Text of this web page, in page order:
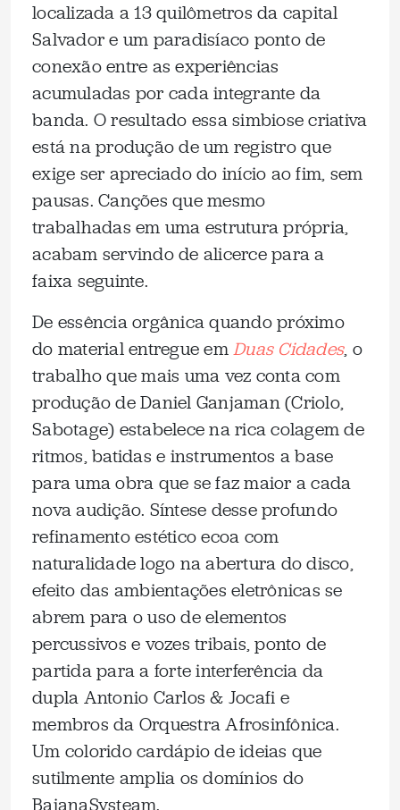
localizada a 13 quilômetros da capital
Salvador e um paradisíaco ponto de
conexão entre as experiências
acumuladas por cada integrante da
banda. O resultado essa simbiose criativa
está na produção de um registro que
exige ser apreciado do início ao fim, sem
pausas. Canções que mesmo
trabalhadas em uma estrutura própria,
acabam servindo de alicerce para a
faixa seguinte.
De essência orgânica quando próximo
do material entregue emDuas Cidades, o
trabalho que mais uma vez conta com
produção de Daniel Ganjaman (Criolo,
Sabotage) estabelece na rica colagem de
ritmos, batidas e instrumentos a base
para uma obra que se faz maior a cada
nova audição. Síntese desse profundo
refinamento estético ecoa com
naturalidade logo na abertura do disco,
efeito das ambientações eletrônicas se
abrem para o uso de elementos
percussivos e vozes tribais, ponto de
partida para a forte interferência da
dupla Antonio Carlos & Jocafi e
membros da Orquestra Afrosinfônica.
Um colorido cardápio de ideias que
sutilmente amplia os domínios do
BaianaSysteam.